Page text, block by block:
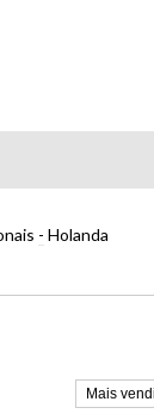
- Holanda